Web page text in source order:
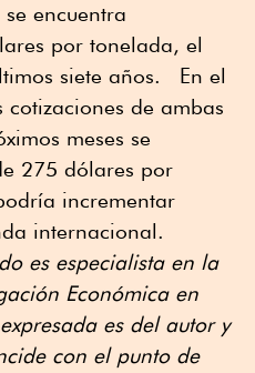
encuentra
por tonelada, el
siete años. En el
de ambas
meses se
275 dólares por
incrementar
internacional.
es especialista en la
Económica en
es del autor y
con el punto de